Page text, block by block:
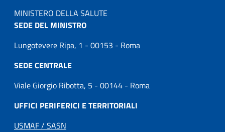
MINISTERO DELLA SALUTE
SEDE DEL MINISTRO
Lungotevere Ripa, 1 - 00153 - Roma
SEDE CENTRALE
Viale Giorgio Ribotta, 5 - 00144 - Roma
UFFICI PERIFERICI E TERRITORIALI
USMAF / SASN